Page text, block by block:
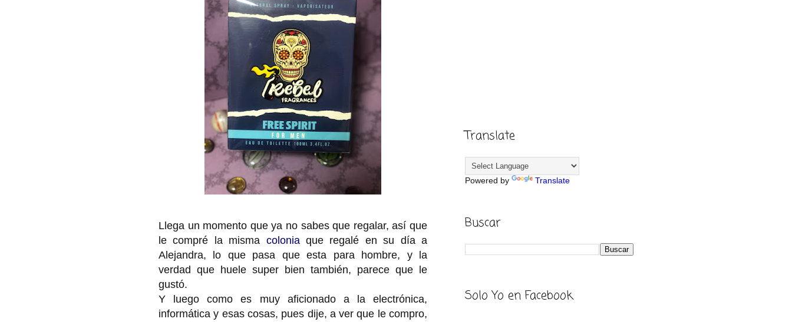
Llega un momento que ya no sabes que regalar, así que
le compré la misma coloniaque regalé en su día a
Alejandra, lo que pasa que esta para hombre, y la
verdad que huele super bien también, parece que le
gustó.
Y luego como es muy aficionado a la electrónica,
informática y esas cosas, pues dije, a ver que le compro,
Translate
Powered by Translate
Buscar
Solo Yo en Facebook